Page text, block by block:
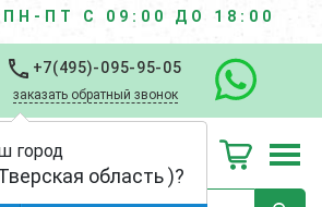
ПН-ПТ С 09:00 ДО 18:00
+7(495)-095-95-05
заказать обратный звонок
город
область )?